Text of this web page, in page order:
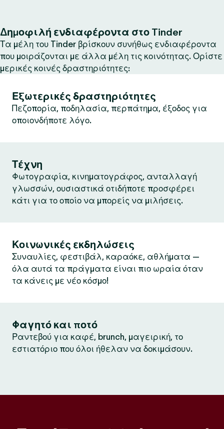
Δημοφιλή ενδιαφέροντα στο Tinder
Τα μέλη του Tinder βρίσκουν συνήθως ενδιαφέροντα
που μοιράζονται με άλλα μέλη τις κοινότητας. Ορίστε
μερικές κοινές δραστηριότητες:
Εξωτερικές δραστηριότητες
Πεζοπορία, ποδηλασία, περπάτημα, έξοδος για
οποιονδήποτε λόγο.
Τέχνη
Φωτογραφία, κινηματογράφος, ανταλλαγή
γλωσσών, ουσιαστικά οτιδήποτε προσφέρει
κάτι για το οποίο να μπορείς να μιλήσεις.
Κοινωνικές εκδηλώσεις
Συναυλίες, φεστιβάλ, καραόκε, αθλήματα —
όλα αυτά τα πράγματα είναι πιο ωραία όταν
τα κάνεις με νέο κόσμο!
Φαγητό και ποτό
Ραντεβού για καφέ, brunch, μαγειρική, το
εστιατόριο που όλοι ήθελαν να δοκιμάσουν.